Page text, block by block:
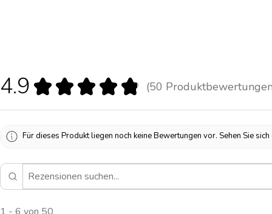
4.9 ★ ★ ★ ★ ★ 50
50
Für dieses Produkt liegen noch keine Bewertungen vor. Sehen Sie